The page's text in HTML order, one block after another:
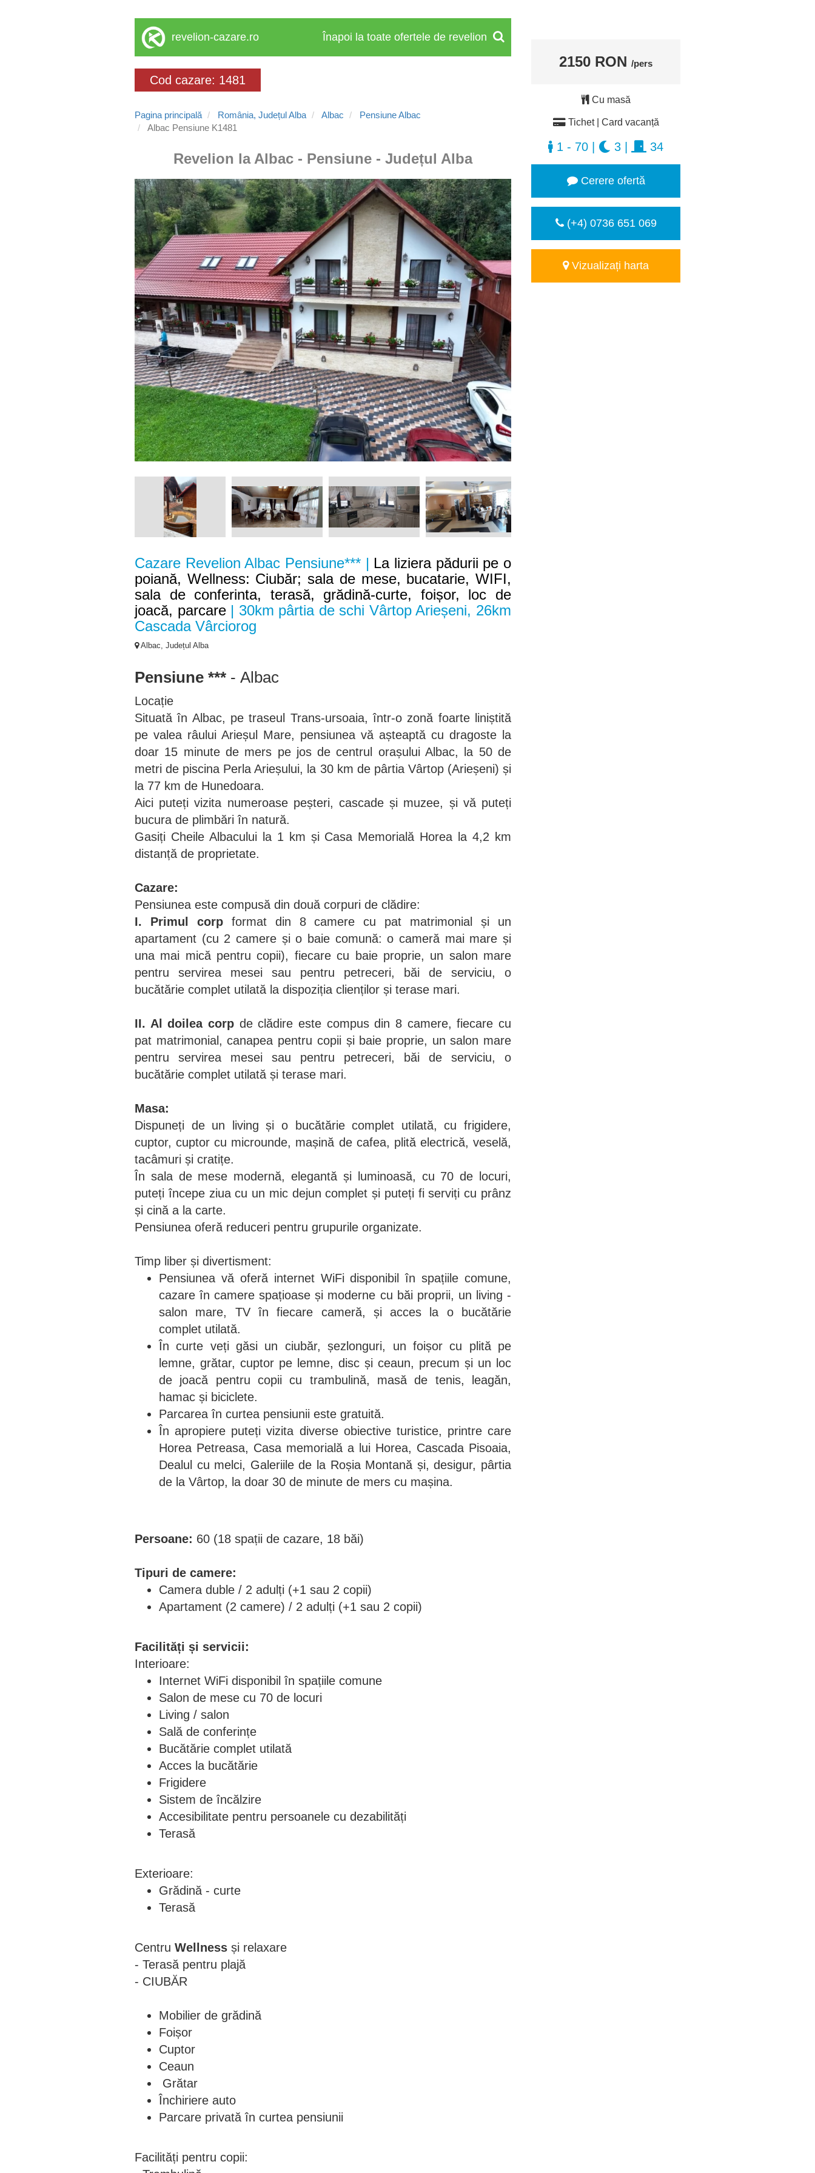
revelion-cazare.ro Înapoi la toate ofertele de revelion
Cod cazare: 1481
Pagina principală România, Județul Alba Albac
Pensiune Albac
Albac Pensiune K1481
Revelion la Albac - Pensiune - Județul Alba
Cazare Revelion Albac Pensiune*** | La liziera pădurii pe o
poiană, Wellness: Ciubăr; sala de mese, bucatarie, WIFI,
sala de conferinta, terasă, grădină-curte, foișor, loc de
joacă, parcare| 30km pârtia de schi Vârtop Arieșeni, 26km
Cascada Vârciorog
Albac, Județul Alba
Pensiune *** - Albac
Locație
Situată în Albac, pe traseul Trans-ursoaia, într-o zonă foarte liniștită
pe valea râului Arieșul Mare, pensiunea vă așteaptă cu dragoste la
doar 15 minute de mers pe jos de centrul orașului Albac, la 50 de
metri de piscina Perla Arieșului, la 30 km de pârtia Vârtop (Arieșeni) și
la 77 km de Hunedoara.
Aici puteți vizita numeroase peșteri, cascade și muzee, și vă puteți
bucura de plimbări în natură.
Gasiți Cheile Albacului la 1 km și Casa Memorială Horea la 4,2 km
distanță de proprietate.
Cazare:
Pensiunea este compusă din două corpuri de clădire:
I. Primul corpformat din 8 camere cu pat matrimonial și un
apartament (cu 2 camere și o baie comună: o cameră mai mare și
una mai mică pentru copii), fiecare cu baie proprie, un salon mare
pentru servirea mesei sau pentru petreceri, băi de serviciu, o
bucătărie complet utilată la dispoziția clienților și terase mari.
II. Al doilea corp de clădire este compus din 8 camere, fiecare cu
pat matrimonial, canapea pentru copii și baie proprie, un salon mare
pentru servirea mesei sau pentru petreceri, băi de serviciu, o
bucătărie complet utilată și terase mari.
Masa:
Dispuneți de un living și o bucătărie complet utilată, cu frigidere,
cuptor, cuptor cu microunde, mașină de cafea, plită electrică, veselă,
tacâmuri și cratițe.
În sala de mese modernă, elegantă și luminoasă, cu 70 de locuri,
puteți începe ziua cu un mic dejun complet și puteți fi serviți cu prânz
și cină a la carte.
Pensiunea oferă reduceri pentru grupurile organizate.
Timp liber și divertisment:
Pensiunea vă oferă internet WiFi disponibil în spațiile comune,
cazare în camere spațioase și moderne cu băi proprii, un living -
salon mare, TV în fiecare cameră, și acces la o bucătărie
complet utilată.
În curte veți găsi un ciubăr, șezlonguri, un foișor cu plită pe
lemne, grătar, cuptor pe lemne, disc și ceaun, precum și un loc
de joacă pentru copii cu trambulină, masă de tenis, leagăn,
hamac și biciclete.
Parcarea în curtea pensiunii este gratuită.
În apropiere puteți vizita diverse obiective turistice, printre care
Horea Petreasa, Casa memorială a lui Horea, Cascada Pisoaia,
Dealul cu melci, Galeriile de la Roșia Montană și, desigur, pârtia
de la Vârtop, la doar 30 de minute de mers cu mașina.
Persoane: 60 (18 spații de cazare, 18 băi)
Tipuri de camere:
Camera duble / 2 adulți (+1 sau 2 copii)
Apartament (2 camere) / 2 adulți (+1 sau 2 copii)
Facilități și servicii:
Interioare:
Internet WiFi disponibil în spațiile comune
Salon de mese cu 70 de locuri
Living / salon
Sală de conferințe
Bucătărie complet utilată
Acces la bucătărie
Frigidere
Sistem de încălzire
Accesibilitate pentru persoanele cu dezabilități
Terasă
Exterioare:
Grădină - curte
Terasă
Centru Wellness și relaxare
- Terasă pentru plajă
- CIUBĂR
Mobilier de grădină
Foișor
Cuptor
Ceaun
Grătar
Închiriere auto
Parcare privată în curtea pensiunii
Facilități pentru copii:
2150 RON /pers
Cu masă
Tichet | Card vacanță
1 - 70 3 34
Cerere ofertă
(+4) 0736 651 069
Vizualizați harta